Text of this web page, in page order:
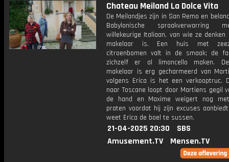
Chateau Meiland La Dolce Vita
De Meilandjes zijn in San Remo en
Babylonische spraakverwarring
willekeurige Italiaan, van wie ze
makelaar is. Een huis met
citroenbomen valt in de smaak; de
zichzelf er al limoncello maken.
makelaar is erg gecharmeerd van
volgens Erica is het een verkooptruc.
naar Toscane loopt door Martiens gegil
de hand en Maxime weigert nog
praten voordat hij zijn excuses
weet Erica de boel te sussen.
21-04-2025 20:30
SBS
Amusement.TV
Mensen.TV